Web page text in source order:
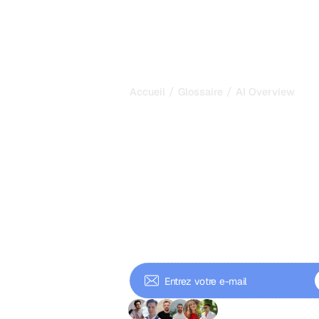
Accueil / Glossaire / AI Overview